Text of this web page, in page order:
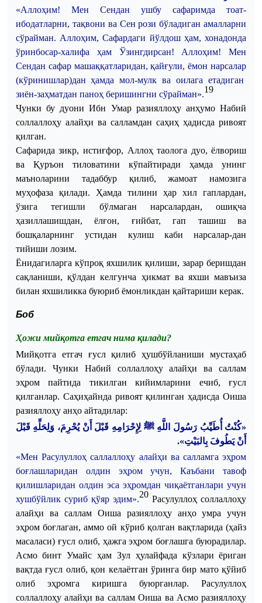
«Аллоҳим! Мен Сендан ушбу сафаримда
тоат-
ибодатларни, тақвони ва Сен рози бўладиган амалларни
сўрайман. Аллоҳим,Сафардаги йўлдош ҳам,хонадонда
ўринбосар-халифа
ҳам Ўзингдирсан! Аллоҳим!Мен
Сендан сафар машаққатларидан,қайғули,ёмон нарсалар
(кўринишлар)дан ҳамда мол-мулк ва оилага етадиган
зиён-заҳматдан паноҳ беришингни сўрайман».19
Чунки бу дуони Ибн Умар разияллоҳу анҳумо Набий
соллаллоҳу алайҳи ва салламдан саҳиҳ ҳадисда ривоят
қилган.
Сафарида зикр, истиғфор, Аллоҳ таолога дуо,ёлвориш
ва
Қуръон тиловатини кўпайтиради ҳамда
унинг
маъноларини
тадаббур қилиб,жамоат
намозига
муҳофаза
қилади. Ҳамда тилини ҳар хил гаплардан,
ўзига
тегишли бўлмаган нарсалардан,ошиқча
ҳазиллашишдан,ёлғон, ғийбат,гап ташиш
ва
бошқаларнинг
устидан кулиш каби нарсалар-дан
тийиши лозим.
Ёнидагиларга кўпроқ яхшилик қилиши,зарар беришдан
сақланиши, қўлдан келгунча ҳикмат ва яхши мавъиза
билан яхшиликка буюриб ёмонликдан қайтариши керак.
Боб
Ҳожи мийқотга етгач нима қилади?
Мийқотга
етгач ғусл қилиб ҳушбўйланиши
мустаҳаб
бўлади. Чунки Набий соллаллоҳу алайҳи ва
саллам
эҳром
пайтида тикилган кийимларини ечиб,ғусл
қилганлар. Саҳиҳайнда ривоят қилинган ҳадисда Оиша
разияллоҳу анҳо айтадилар:
«كُنْتُ أُطَيِّبُ رَسُولَ اللَّهِ ﷺ لِإِحْرَامِهِ قَبْلَ أَنْ يُحْرِمَ، وَلِحَلِّهِ قَبْلَ
أَنْ يَطُوفَ بِالبَيْتِ».
«Мен Расулуллоҳ саллаллоҳу алайҳи ва салламга эҳром
боғлашларидан
олдин эҳром учун,Каъбани
тавоф
қилишларидан олдин эса эҳромдан чиқаётганлари учун
хушбўйлик суриб қўяр эдим».20 Расулуллоҳ соллаллоҳу
алайҳи
ва саллам Оиша разияллоҳу анҳо умра
учун
эҳром боғлаган, аммо ой кўриб қолган вақтларида (ҳайз
масаласи) ғусл олиб, ҳажга эҳром боғлашга буюрадилар.
Асмо бинт Умайс ҳам Зул ҳулайфада кўзлари ёриган
вақтда ғусл олиб,қон келаётган ўринга бир мато қўйиб
олиб
эҳромга киришга буюрганлар.Расулуллоҳ
соллаллоҳу алайҳи ва саллам Оиша ва Асмо разияллоҳу